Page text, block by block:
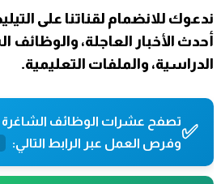
ندعوك للانضمام لقناتنا على
أحدث الأخبار العاجلة، والوظائف
الدراسية، والملفات التعليمية.
✅تصفح عشرات الوظائف الشاغرة
وفرص العمل عبر الرابط التالي: